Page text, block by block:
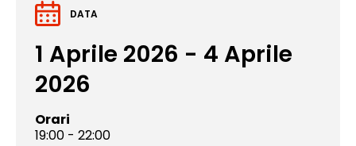
DATA
1 Aprile 2026 - 4 Aprile
2026
Orari
19:00 - 22:00